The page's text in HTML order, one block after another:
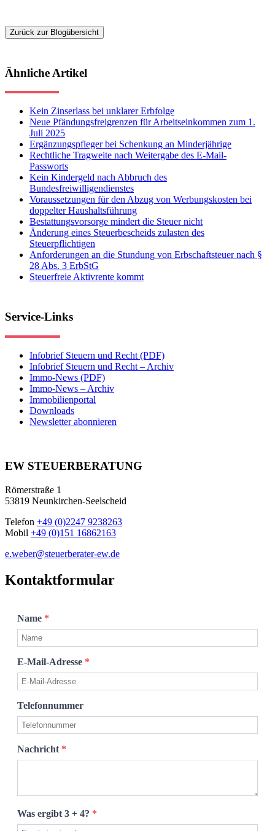
Zurück zur Blogübersicht
Ähnliche Artikel
Kein Zinserlass bei unklarer Erbfolge
Neue Pfändungsfreigrenzen für Arbeitseinkommen zum 1.
Juli 2025
Ergänzungspfleger bei Schenkung an Minderjährige
Rechtliche Tragweite nach Weitergabe des E-Mail-
Passworts
Kein Kindergeld nach Abbruch des
Bundesfreiwilligendienstes
Voraussetzungen für den Abzug von Werbungskosten bei
doppelter Haushaltsführung
Bestattungsvorsorge mindert die Steuer nicht
Änderung eines Steuerbescheids zulasten des
Steuerpflichtigen
Anforderungen an die Stundung von Erbschaftsteuer nach §
28 Abs. 3 ErbStG
Steuerfreie Aktivrente kommt
Service-Links
Infobrief Steuern und Recht (PDF)
Infobrief Steuern und Recht – Archiv
Immo-News (PDF)
Immo-News – Archiv
Immobilienportal
Downloads
Newsletter abonnieren
EW STEUERBERATUNG
Römerstraße 1
53819 Neunkirchen-Seelscheid
Telefon +49 (0)2247 9238263
Mobil +49 (0)151 16862163
e.weber@steuerberater-ew.de
Kontaktformular
Name *
E-Mail-Adresse *
Telefonnummer
Nachricht *
Was ergibt 3 + 4? *